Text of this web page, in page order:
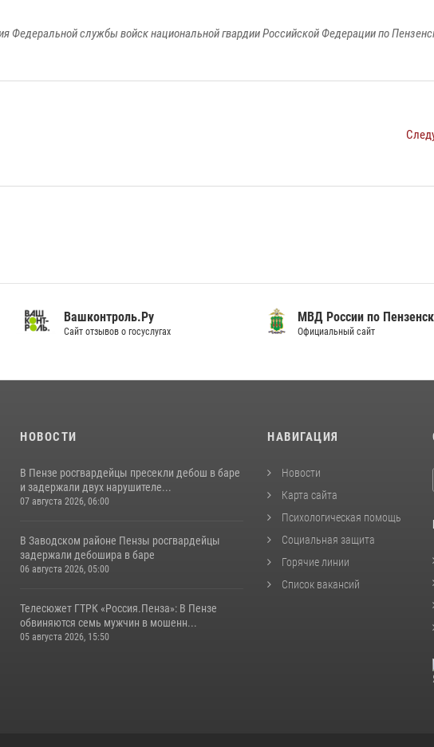
Федеральной службы войск национальной гвардии Российской Федерации по
Вашконтроль.Ру
Сайт отзывов о госуслугах
МВД России по
Официальный сайт
НОВОСТИ
В Пензе росгвардейцы пресекли дебош в баре
и задержали двух нарушителе...
07 августа 2026, 06:00
В Заводском районе Пензы росгвардейцы
задержали дебошира в баре
06 августа 2026, 05:00
Телесюжет ГТРК «Россия.Пенза»: В Пензе
обвиняются семь мужчин в мошенн...
05 августа 2026, 15:50
НАВИГАЦИЯ
Новости
Карта сайта
Психологическая помощь
Социальная защита
Горячие линии
Список вакансий